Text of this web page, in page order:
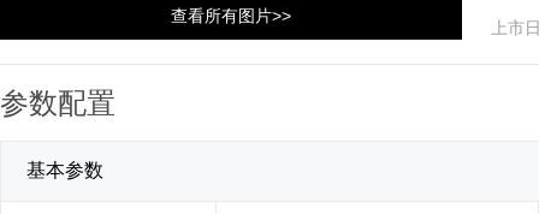
查看所有图片>>
上市
参数配置
基本参数